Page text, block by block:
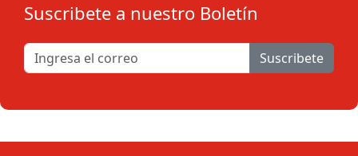
Suscribete a nuestro Boletín
Suscribete